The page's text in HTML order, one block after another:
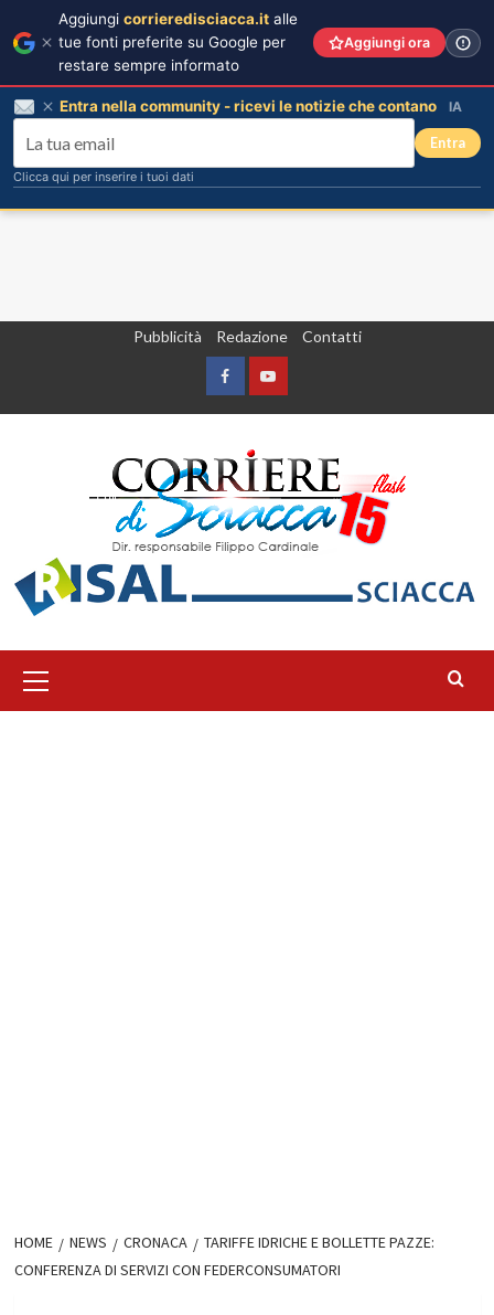
Pubblicità Redazione Contatti
FacebookYountube
principale
HOME NEWS CRONACA
TARIFFE IDRICHE E BOLLETTE PAZZE:
CONFERENZA DI SERVIZI CON FEDERCONSUMATORI
Aggiungi corrieredisciacca.it alle
tue fonti preferite su Google per
restare sempre informato
Aggiungi ora
Entra nella community - ricevi le notizie che contano IA
Entra
Clicca qui per inserire i tuoi dati